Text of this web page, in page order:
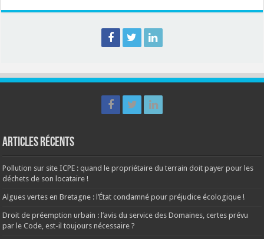
Articles récents
Pollution sur site ICPE : quand le propriétaire du terrain doit payer pour les
déchets de son locataire !
Algues vertes en Bretagne : l’État condamné pour préjudice écologique !
Droit de préemption urbain : l’avis du service des Domaines, certes prévu
par le Code, est-il toujours nécessaire ?